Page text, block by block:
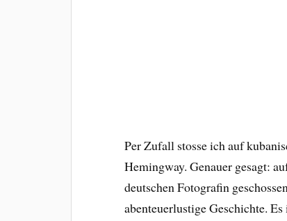
Per Zufall stosse ich auf
Hemingway. Genauer gesagt:
deutschen Fotografin
abenteuerlustige Geschichte.